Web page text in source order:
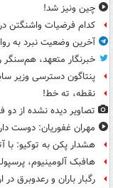
چین ونیز شد!
کدام فرضیات واشنگتن
آخرین وضعیت نبرد به
خبرنگار متعهد،
پنتاگون دسترسی وزیر
نقطه، ته خط!
تصاویر دیده‌ نشده از
مهران غفوریان: دوست
هشدار پکن به توکیو: با
هافبک آلومینیوم،
رگبار باران و رعدوبرق در